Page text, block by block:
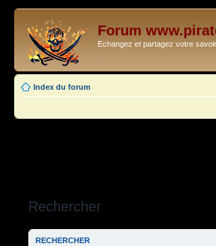
Forum
Echangez et partagez votre
Index du forum
Rechercher
RECHERCHER